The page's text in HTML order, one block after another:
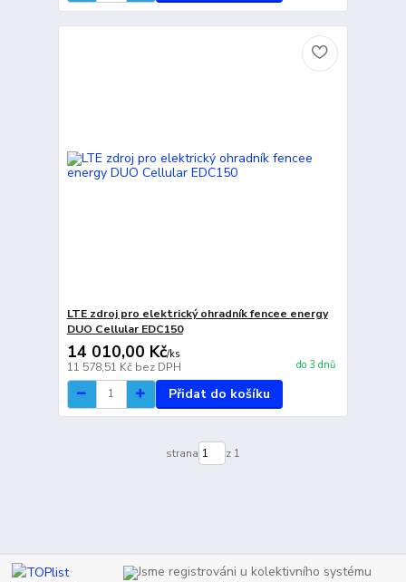
LTE zdroj pro elektrický ohradník fencee energy
DUO Cellular EDC150
14 010,00 Kč/ks
11 578,51 Kč bez DPH do 3 dnů
Přidat do košíku
strana z 1
Jsme registrováni u kolektivního systému